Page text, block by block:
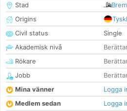
Stad
Origins
Civil status
Single
Akademisk nivå
Rökare
Jobb
Mina vänner
Logga
Medlem sedan
Logga